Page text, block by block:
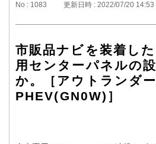
No : 1083 更新日時 : 2022/07/20 14:53
市販品ナビを装着し
用センターパネルの
か。［アウトランダー
PHEV(GN0W)］